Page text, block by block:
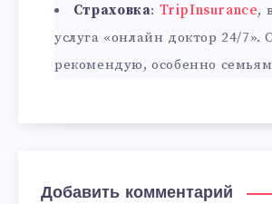
Страховка: TripInsurance,
услуга «онлайн доктор 24/7».
рекомендую, особенно
Добавить комментарий